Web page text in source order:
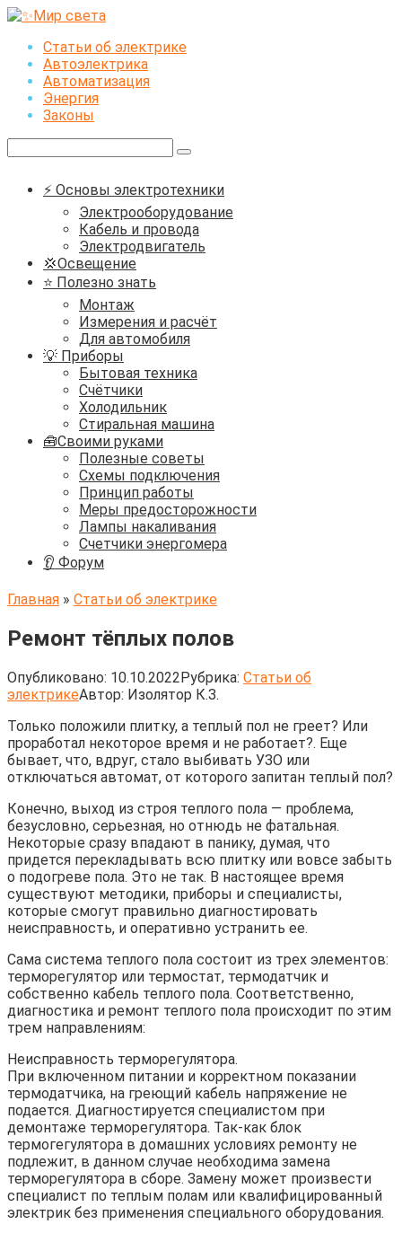
Перейти
контентуСтатьи об электрике
Автоэлектрика
Автоматизация
Энергия
Законы
⚡ Основы электротехники
Электрооборудование
Кабель и провода
Электродвигатель
💢Освещение
⭐ Полезно знать
Монтаж
Измерения и расчёт
Для автомобиля
💡 Приборы
Бытовая техника
Счётчики
Холодильник
Стиральная машина
🧰Своими руками
Полезные советы
Схемы подключения
Принцип работы
Меры предосторожности
Лампы накаливания
Счетчики энергомера
👂 Форум
Главная » Статьи об электрике
Ремонт тёплых полов
Опубликовано: 10.10.2022Рубрика: Статьи об
электрикеАвтор: Изолятор К.З.
Только положили плитку, а теплый пол не греет? Или
проработал некоторое время и не работает?. Еще
бывает, что, вдруг, стало выбивать УЗО или
отключаться автомат, от которого запитан теплый пол?
Конечно, выход из строя теплого пола — проблема,
безусловно, серьезная, но отнюдь не фатальная.
Некоторые сразу впадают в панику, думая, что
придется перекладывать всю плитку или вовсе забыть
о подогреве пола. Это не так. В настоящее время
существуют методики, приборы и специалисты,
которые смогут правильно диагностировать
неисправность, и оперативно устранить ее.
Сама система теплого пола состоит из трех элементов:
терморегулятор или термостат, термодатчик и
собственно кабель теплого пола. Соответственно,
диагностика и ремонт теплого пола происходит по этим
трем направлениям:
Неисправность терморегулятора.
При включенном питании и корректном показании
термодатчика, на греющий кабель напряжение не
подается. Диагностируется специалистом при
демонтаже терморегулятора. Так-как блок
термогегулятора в домашних условиях ремонту не
подлежит, в данном случае необходима замена
терморегулятора в сборе. Замену может произвести
специалист по теплым полам или квалифицированный
электрик без применения специального оборудования.